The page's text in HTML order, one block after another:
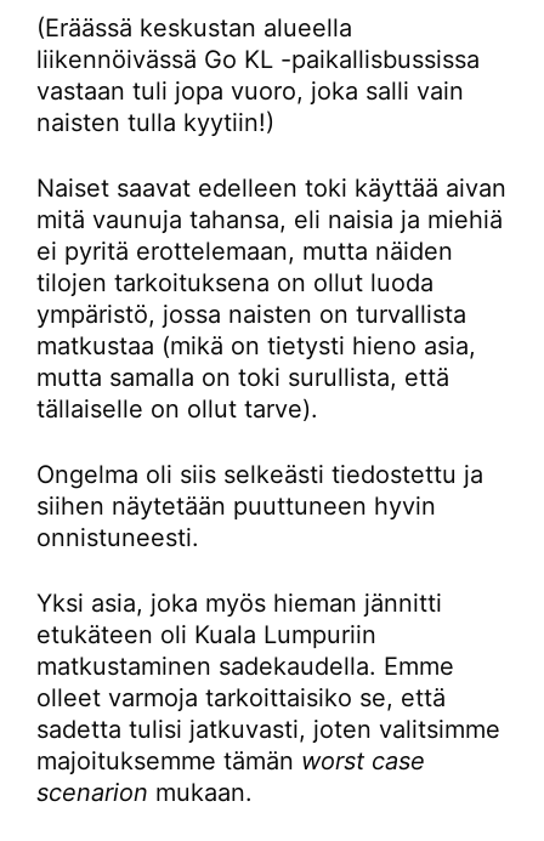
(Eräässä keskustan alueella
liikennöivässä Go KL -paikallisbussissa
vastaan tuli jopa vuoro, joka salli vain
naisten tulla kyytiin!)
Naiset saavat edelleen toki käyttää aivan
mitä vaunuja tahansa, eli naisia ja miehiä
ei pyritä erottelemaan, mutta näiden
tilojen tarkoituksena on ollut luoda
ympäristö, jossa naisten on turvallista
matkustaa (mikä on tietysti hieno asia,
mutta samalla on toki surullista, että
tällaiselle on ollut tarve).
Ongelma oli siis selkeästi tiedostettu ja
siihen näytetään puuttuneen hyvin
onnistuneesti.
Yksi asia, joka myös hieman jännitti
etukäteen oli Kuala Lumpuriin
matkustaminen sadekaudella. Emme
olleet varmoja tarkoittaisiko se, että
sadetta tulisi jatkuvasti, joten valitsimme
majoituksemme tämän worst case
scenarion mukaan.